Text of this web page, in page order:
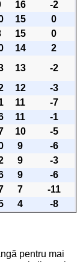
16
-2
15
0
15
0
14
2
13
-2
12
-3
11
-7
11
-1
10
-5
9
-6
9
-3
9
-6
7
-11
4 -8
pentru mai